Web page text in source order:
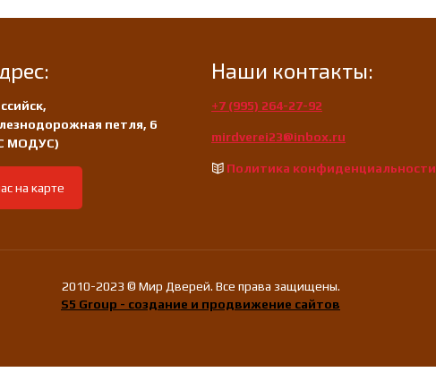
петля, 6
МОДУС)
на карте
Наши контакты:
+7 (995) 264-27-92
mirdverei23@inbox.ru
Политика конфиденциальности
2010-2023 © Мир Дверей. Все права защищены.
S5 Group - создание и продвижение сайтов